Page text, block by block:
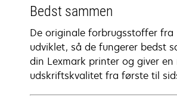
Bedst sammen
De originale forbrugsstoffer fra
udviklet, så de fungerer bedst
din Lexmark printer og giver
udskriftskvalitet fra første til